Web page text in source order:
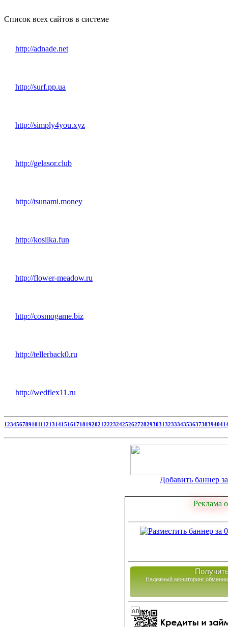
Список всех сайтов в системе
http://adnade.net
http://surf.pp.ua
http://simply4you.xyz
http://gelasor.club
http://tsunami.money
http://kosilka.fun
http://flower-meadow.ru
http://cosmogame.biz
http://tellerback0.ru
http://wedflex11.ru
1234567891011121314151617181920212223242526272829303132333435363738394041
Добавить баннер
Реклама
Надежный мониторинг